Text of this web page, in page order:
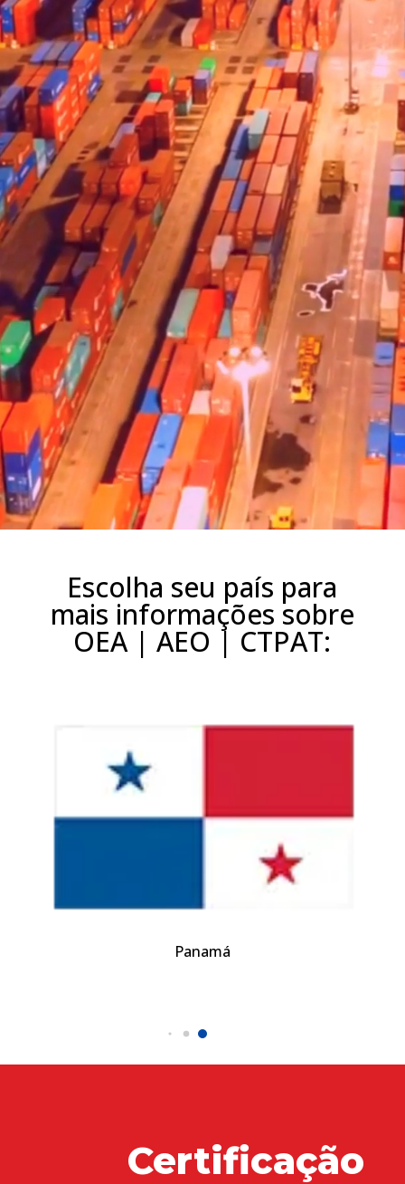
Escolha seu país para
mais informações sobre
OEA | AEO | CTPAT:
Panamá
Certificação